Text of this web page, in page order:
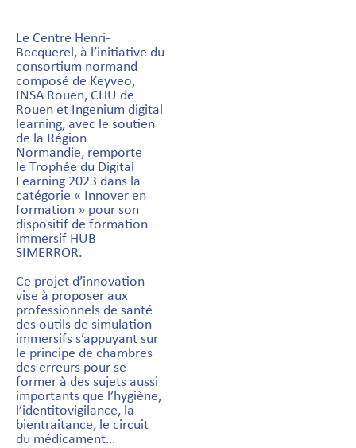
Le Centre Henri-
Becquerel, à l’initiative du
consortium normand
composé de Keyveo,
INSA Rouen, CHU de
Rouen et Ingenium digital
learning, avec le soutien
de la Région
Normandie, remporte
le Trophée du Digital
Learning 2023 dans la
catégorie « Innover en
formation » pour son
dispositif de formation
immersif HUB
SIMERROR.
Ce projet d’innovation
vise à proposer aux
professionnels de santé
des outils de simulation
immersifs s’appuyant sur
le principe de chambres
des erreurs pour se
former à des sujets aussi
importants que l’hygiène,
l’identitovigilance, la
bientraitance, le circuit
du médicament…